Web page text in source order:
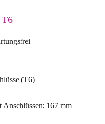
T6
(T6)
167 mm